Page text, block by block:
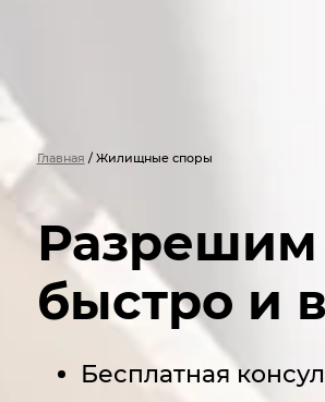
Главная / Жилищные споры
быстро и
Бесплатная